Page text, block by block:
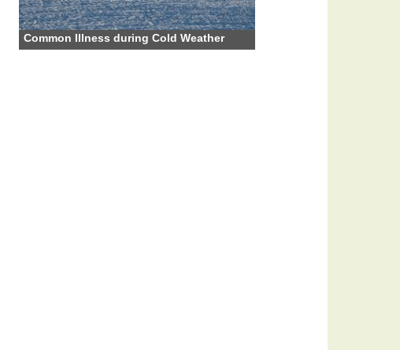
Common Illness during Cold Weather